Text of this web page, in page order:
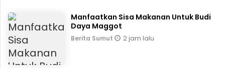
Manfaatkan Sisa Makanan Untuk Budi
Daya Maggot
Berita Sumut 2 jam lalu